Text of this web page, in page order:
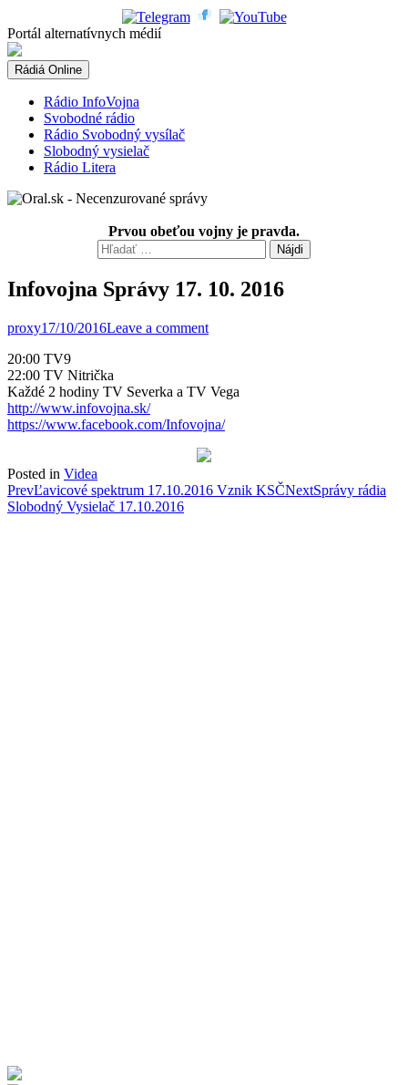
to
content
Portál alternatívnych médií
Rádiá Online
Rádio InfoVojna
Svobodné rádio
Rádio Svobodný vysílač
Slobodný vysielač
Rádio Litera
Prvou obeťou vojny je pravda.
Hľadať:
Infovojna Správy 17. 10. 2016
proxy17/10/2016Leave a comment
20:00 TV9
22:00 TV Nitrička
Každé 2 hodiny TV Severka a TV Vega
http://www.infovojna.sk/
https://www.facebook.com/Infovojna/
Posted in Videa
Post
navigation
PrevĽavicové spektrum 17.10.2016 Vznik KSČNextSprávy rádia
Slobodný Vysielač 17.10.2016